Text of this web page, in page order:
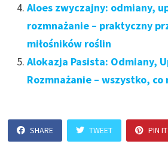
Aloes zwyczajny: odmiany,
rozmnażanie – praktyczny
miłośników roślin
Alokazja Pasista: Odmiany,
Rozmnażanie – wszystko,
SHARE TWEET PIN IT